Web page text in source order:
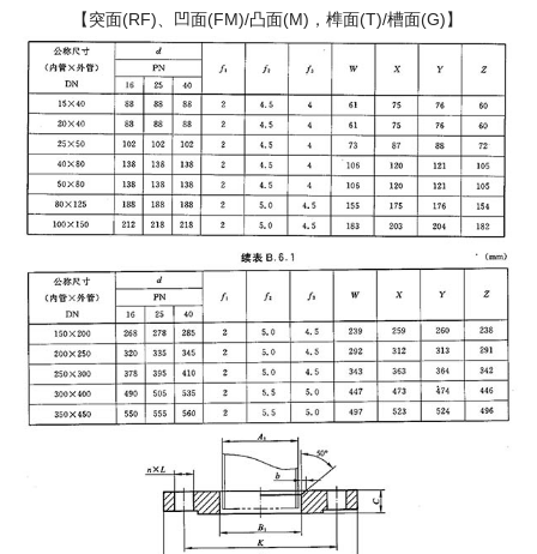
【突面(RF)、凹面(FM)/凸面(M)，榫面(T)/槽面(G)】